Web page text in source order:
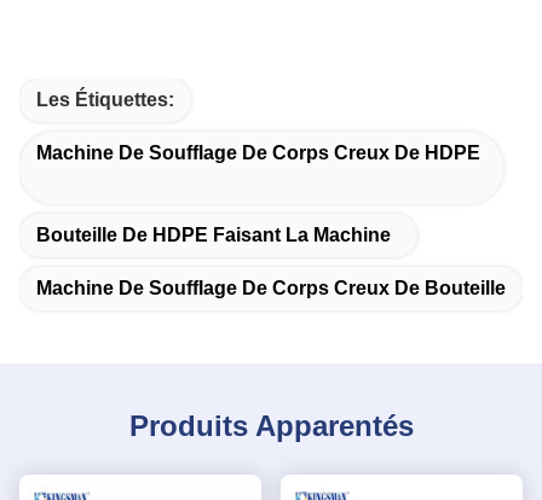
Les Étiquettes:
Machine De Soufflage De Corps Creux De HDPE
Bouteille De HDPE Faisant La Machine
Machine De Soufflage De Corps Creux De Bouteille
Produits Apparentés